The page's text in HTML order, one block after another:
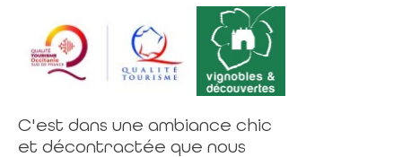
C'est dans une ambiance chic
et décontractée que nous